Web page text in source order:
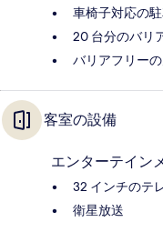
車椅子対応の
20 台分のバリ
バリアフリー
客室の設備
エンターテイン
32 インチのテ
衛星放送